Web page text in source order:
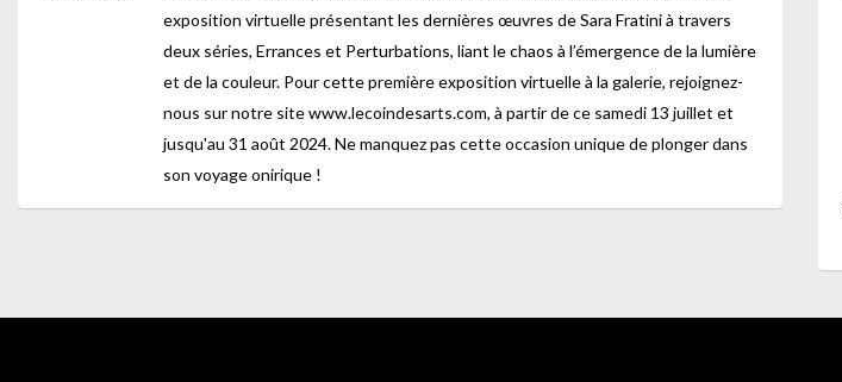
exposition virtuelle présentant les dernières œuvres de Sara Fratini à travers
deux séries, Errances et Perturbations, liant le chaos à l’émergence de la lumière
et de la couleur. Pour cette première exposition virtuelle à la galerie, rejoignez-
nous sur notre site www.lecoindesarts.com, à partir de ce samedi 13 juillet et
jusqu'au 31 août 2024. Ne manquez pas cette occasion unique de plonger dans
son voyage onirique !